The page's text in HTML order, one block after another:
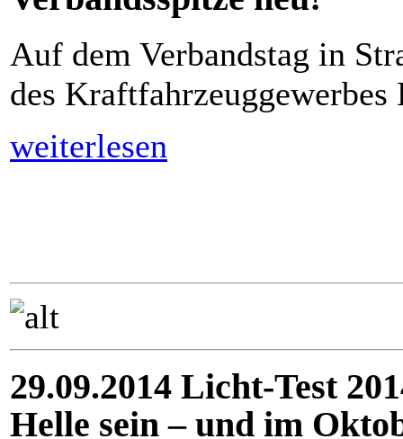
Auf dem Verbandstag in
des
weiterlesen
29.09.2014 Licht-Test
Helle sein – und im